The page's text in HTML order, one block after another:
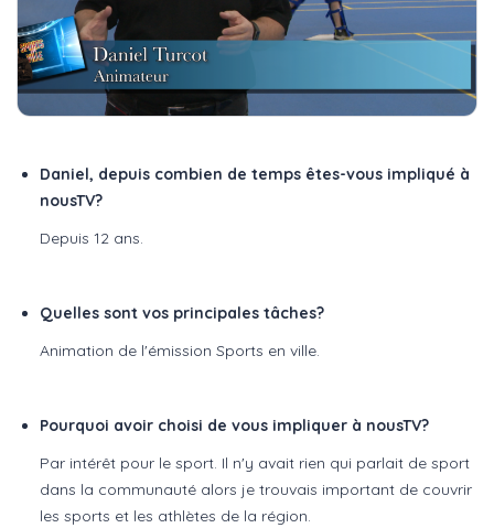
Daniel, depuis combien de temps êtes-vous impliqué à
nousTV?
Depuis 12 ans.
Quelles sont vos principales tâches?
Animation de l'émission Sports en ville.
Pourquoi avoir choisi de vous impliquer à nousTV?
Par intérêt pour le sport. Il n'y avait rien qui parlait de sport
dans la communauté alors je trouvais important de couvrir
les sports et les athlètes de la région.